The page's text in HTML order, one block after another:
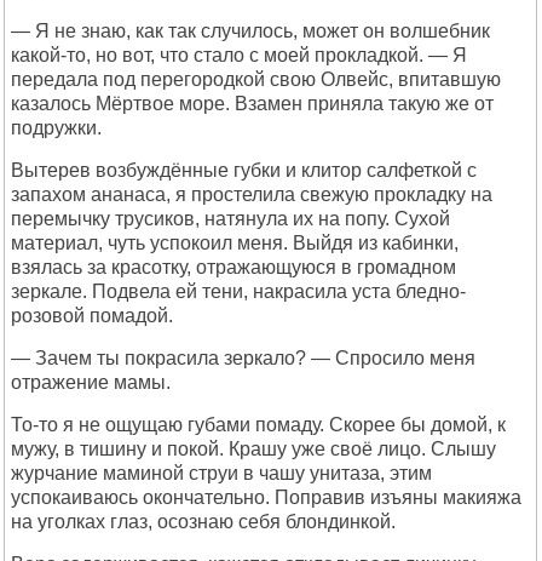
— Я не знаю, как так случилось, может он волшебник
какой-то, но вот, что стало с моей прокладкой. — Я
передала под перегородкой свою Олвейс, впитавшую
казалось Мёртвое море. Взамен приняла такую же от
подружки.
Вытерев возбуждённые губки и клитор салфеткой с
запахом ананаса, я простелила свежую прокладку на
перемычку трусиков, натянула их на попу. Сухой
материал, чуть успокоил меня. Выйдя из кабинки,
взялась за красотку, отражающуюся в громадном
зеркале. Подвела ей тени, накрасила уста бледно-
розовой помадой.
— Зачем ты покрасила зеркало? — Спросило меня
отражение мамы.
То-то я не ощущаю губами помаду. Скорее бы домой, к
мужу, в тишину и покой. Крашу уже своё лицо. Слышу
журчание маминой струи в чашу унитаза, этим
успокаиваюсь окончательно. Поправив изъяны макияжа
на уголках глаз, осознаю себя блондинкой.